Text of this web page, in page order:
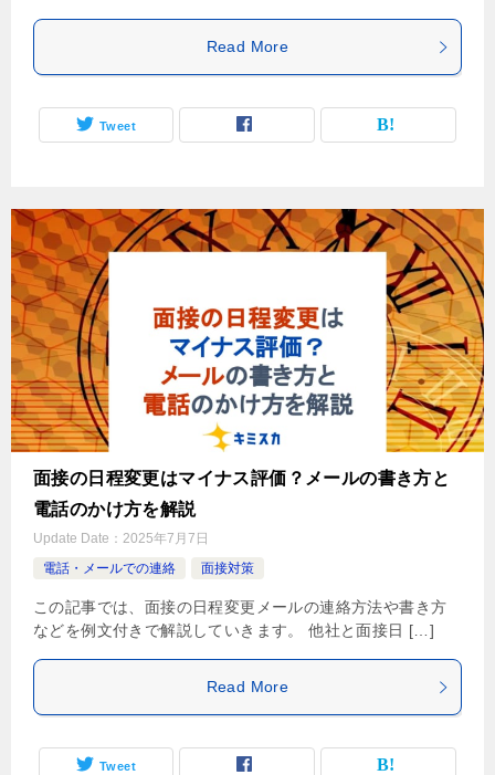
Read More
Tweet
面接の日程変更はマイナス評価？メールの書き方と
電話のかけ方を解説
Update Date： 2025年7月7日
電話・メールでの連絡
面接対策
この記事では、面接の日程変更メールの連絡方法や書き方
などを例文付きで解説していきます。 他社と面接日 […]
Read More
Tweet